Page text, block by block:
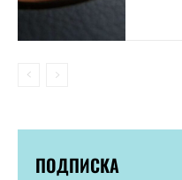
ПОДПИСКА